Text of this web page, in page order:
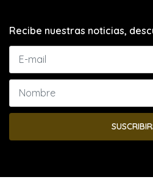
Recibe nuestras noticias,